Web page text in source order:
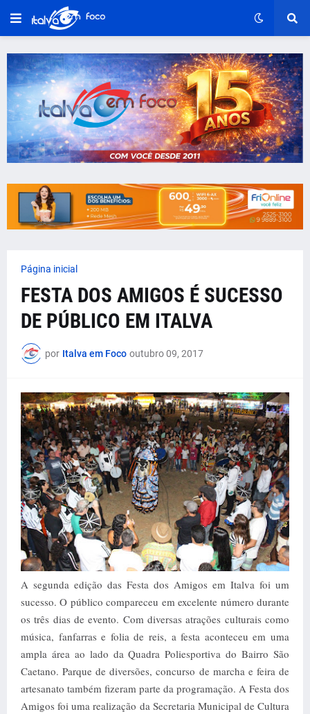
Página inicial
FESTA DOS AMIGOS É SUCESSO
DE PÚBLICO EM ITALVA
por Italva em Foco outubro 09, 2017
A segunda edição das Festa dos Amigos em Italva foi um
sucesso. O público compareceu em excelente número durante
os três dias de evento. Com diversas atrações culturais como
música, fanfarras e folia de reis, a festa aconteceu em uma
ampla área ao lado da Quadra Poliesportiva do Bairro São
Caetano. Parque de diversões, concurso de marcha e feira de
artesanato também fizeram parte da programação. A Festa dos
Amigos foi uma realização da Secretaria Municipal de Cultura